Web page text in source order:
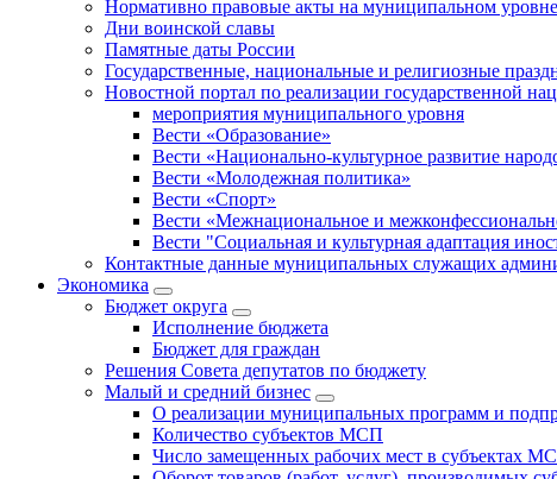
Нормативно правовые акты на муниципальном
Дни воинской славы
Памятные даты России
Государственные, национальные и религиозные
Новостной портал по реализации государственной
мероприятия муниципального уровня
Вести «Образование»
Вести «Национально-культурное развитие
Вести «Молодежная политика»
Вести «Спорт»
Вести «Межнациональное и
Вести "Социальная и культурная адаптация
Контактные данные муниципальных служащих
Экономика
Бюджет округa
Исполнение бюджета
Бюджет для граждан
Решения Совета депутатов по бюджету
Малый и средний бизнес
О реализации муниципальных программ и
Количество субъектов МСП
Число замещенных рабочих мест в субъектах